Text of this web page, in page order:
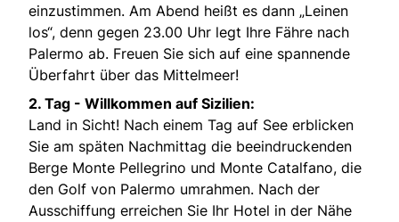
einzustimmen. Am Abend heißt es dann „Leinen
los“, denn gegen 23.00 Uhr legt Ihre Fähre nach
Palermo ab. Freuen Sie sich auf eine spannende
Überfahrt über das Mittelmeer!
2. Tag - Willkommen auf Sizilien:
Land in Sicht! Nach einem Tag auf See erblicken
Sie am späten Nachmittag die beeindruckenden
Berge Monte Pellegrino und Monte Catalfano, die
den Golf von Palermo umrahmen. Nach der
Ausschiffung erreichen Sie Ihr Hotel in der Nähe